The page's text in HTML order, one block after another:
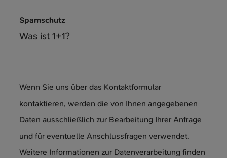
Spamschutz
Was ist 1+1?
Wenn Sie uns über das Kontaktformular
kontaktieren, werden die von Ihnen angegebenen
Daten ausschließlich zur Bearbeitung Ihrer Anfrage
und für eventuelle Anschlussfragen verwendet.
Weitere Informationen zur Datenverarbeitung finden